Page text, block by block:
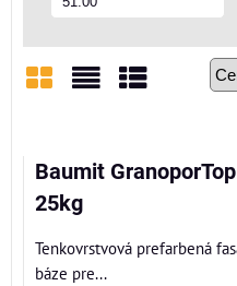
Baumit
25kg
Tenkovrstvová prefarbená
báze pre...